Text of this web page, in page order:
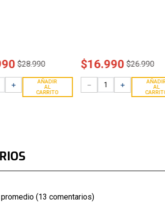
$28.990
＋
AÑADIR
AL
CARRITO
$16.990 $26.990
＋
－
AL
(13 comentarios)